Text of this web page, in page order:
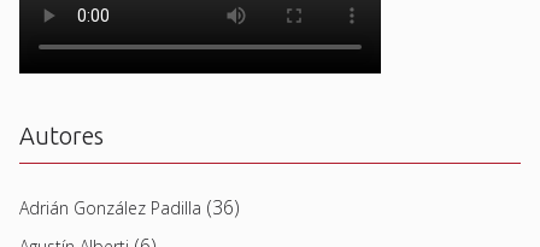
Autores
Adrián González Padilla (36)